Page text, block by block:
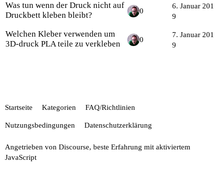
Was tun wenn der Druck nicht auf
Druckbett kleben bleibt?
0
6. Januar 201
9
Welchen Kleber verwenden um
3D-druck PLA teile zu verkleben
0
7. Januar 201
9
Startseite Kategorien FAQ/Richtlinien
Nutzungsbedingungen Datenschutzerklärung
Angetrieben von Discourse, beste Erfahrung mit aktiviertem
JavaScript